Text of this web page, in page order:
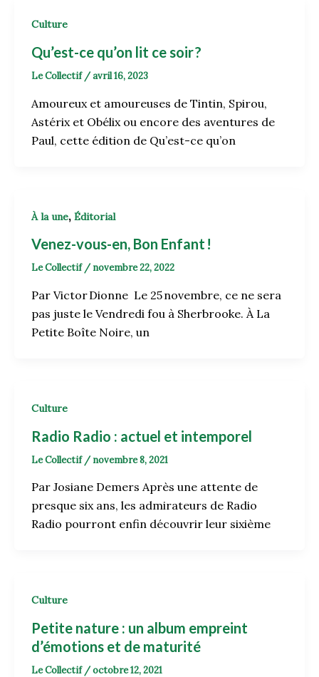
Culture
Qu’est-ce qu’on lit ce soir ?
Le Collectif /avril 16, 2023
Amoureux et amoureuses de Tintin, Spirou,
Astérix et Obélix ou encore des aventures de
Paul, cette édition de Qu’est-ce qu’on
À la une, Éditorial
Venez-vous-en, Bon Enfant !
Le Collectif/ novembre 22, 2022
Par Victor Dionne Le 25 novembre, ce ne sera
pas juste le Vendredi fou à Sherbrooke. À La
Petite Boîte Noire, un
Culture
Radio Radio : actuel et intemporel
Le Collectif / novembre 8, 2021
Par Josiane Demers Après une attente de
presque six ans, les admirateurs de Radio
Radio pourront enfin découvrir leur sixième
Culture
Petite nature : un album empreint
d’émotions et de maturité
Le Collectif /octobre 12, 2021